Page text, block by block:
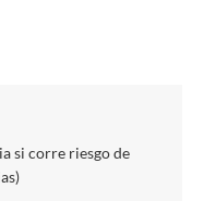
si corre riesgo de